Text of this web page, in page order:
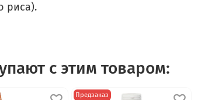
риса).
с этим товаром:
Предзаказ